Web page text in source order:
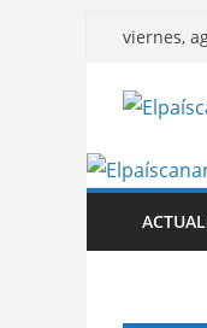
Saltar
contenido
viernes,